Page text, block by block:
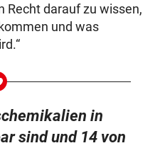
Recht darauf zu wissen,
und was
in
sind und 14 von